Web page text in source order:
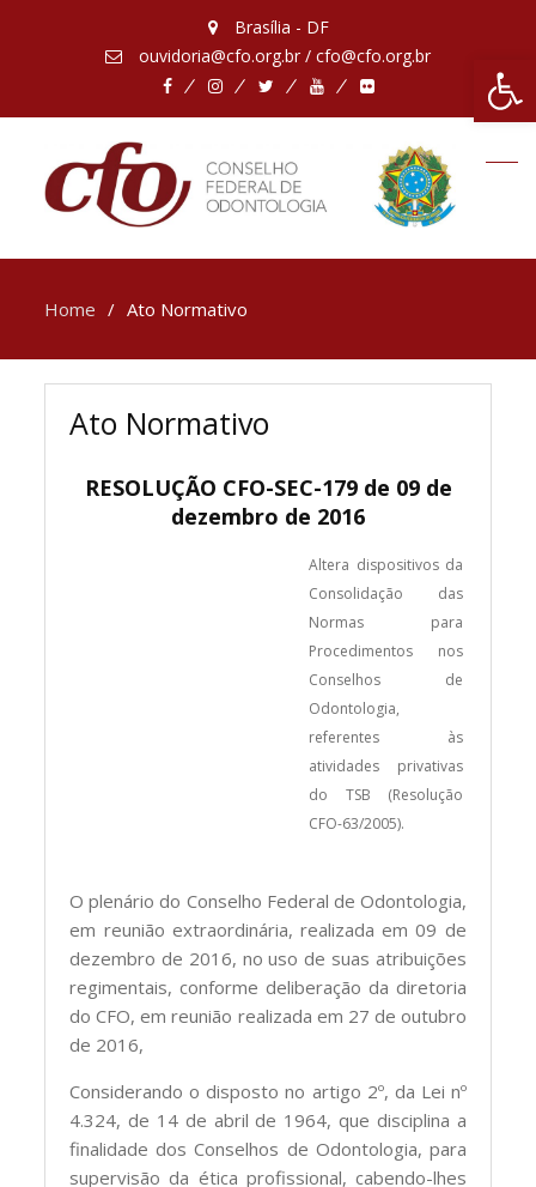
Brasília - DF
ouvidoria@cfo.org.br / cfo@cfo.org.br
FacebookInstagramTwitterYoutubeFlickr
Home Ato Normativo
Ato Normativo
RESOLUÇÃO CFO-SEC-179 de 09 de
dezembro de 2016
Altera dispositivos da
Consolidação das
Normas para
Procedimentos nos
Conselhos de
Odontologia,
referentes às
atividades privativas
do TSB (Resolução
CFO-63/2005).
O plenário do Conselho Federal de Odontologia,
em reunião extraordinária, realizada em 09 de
dezembro de 2016, no uso de suas atribuições
regimentais, conforme deliberação da diretoria
do CFO, em reunião realizada em 27 de outubro
de 2016,
Considerando o disposto no artigo 2º, da Lei nº
4.324, de 14 de abril de 1964, que disciplina a
finalidade dos Conselhos de Odontologia, para
supervisão da ética profissional, cabendo-lhes